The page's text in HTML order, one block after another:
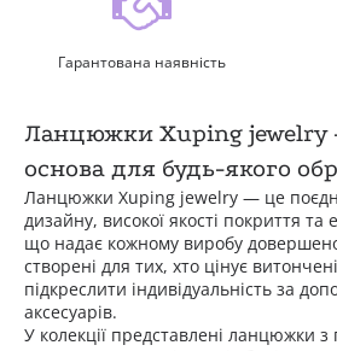
Гарантована наявність
Ланцюжки Xuping jewelry
основа для будь-якого
Ланцюжки Xuping jewelry — це
дизайну, високої якості покриття та
що надає кожному виробу
створені для тих, хто цінує
підкреслити індивідуальність за
аксесуарів.
У колекції представлені ланцюжки